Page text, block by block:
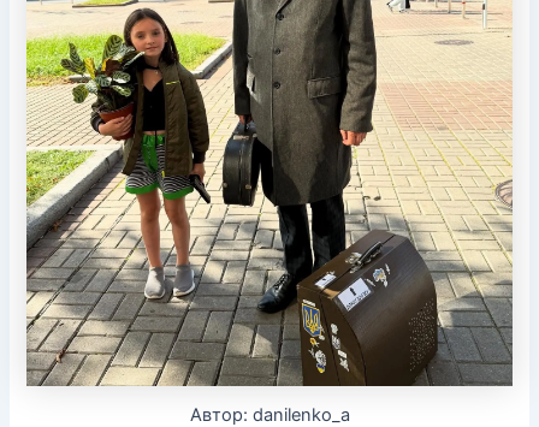
Автор: danilenko_a